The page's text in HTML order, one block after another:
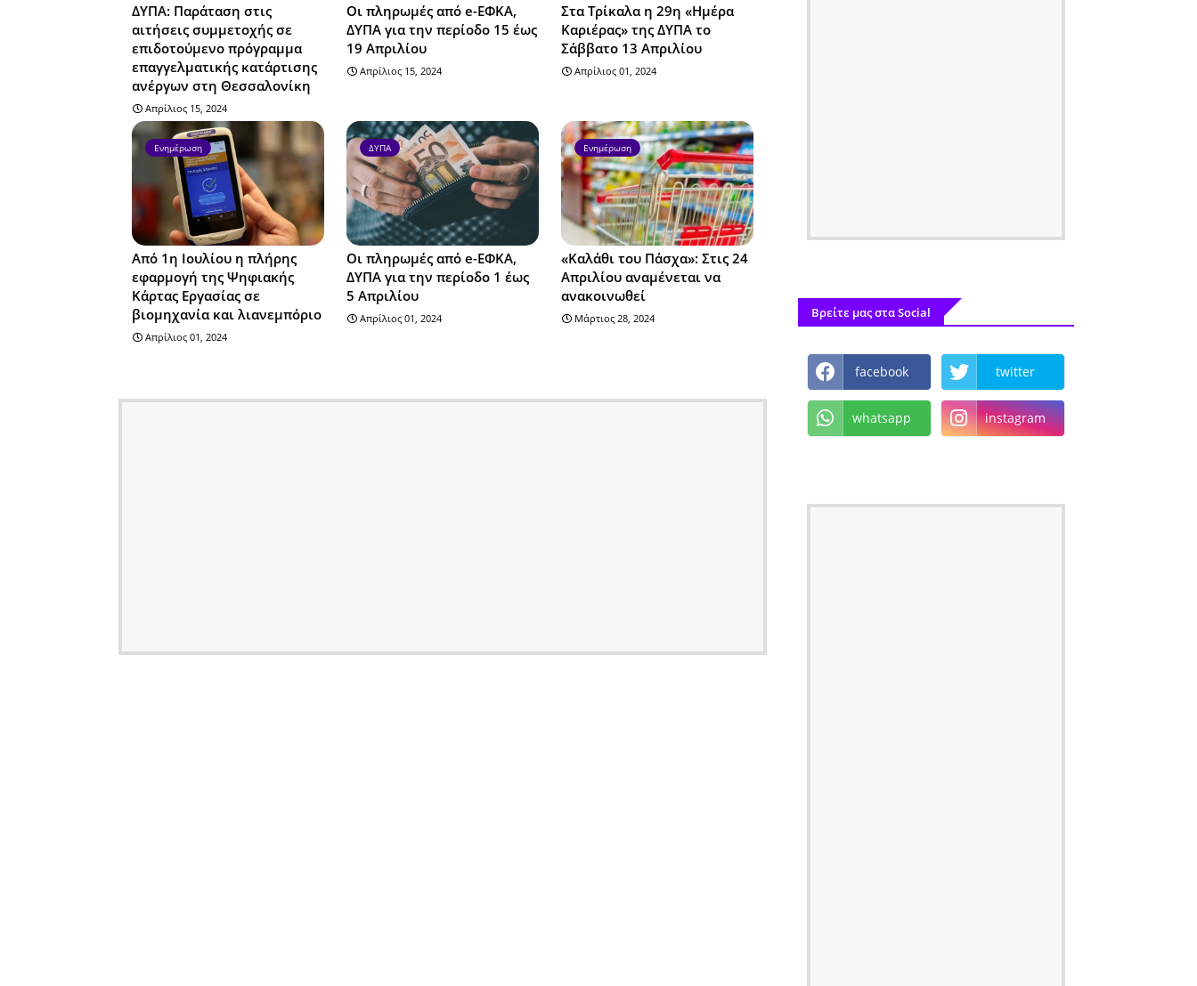
ΔΥΠΑ: Παράταση στις
αιτήσεις συμμετοχής σε
επιδοτούμενο πρόγραμμα
επαγγελματικής κατάρτισης
ανέργων στη Θεσσαλονίκη
Απρίλιος 15, 2024
Οι πληρωμές από e-ΕΦΚΑ,
ΔΥΠΑ για την περίοδο 15 έως
19 Απριλίου
Απρίλιος 15, 2024
Στα Τρίκαλα η 29η «Ημέρα
Καριέρας» της ΔΥΠΑ το
Σάββατο 13 Απριλίου
Απρίλιος 01, 2024
Ενημέρωση
Από 1η Ιουλίου η πλήρης
εφαρμογή της Ψηφιακής
Κάρτας Εργασίας σε
βιομηχανία και λιανεμπόριο
Απρίλιος 01, 2024
ΔΥΠΑ
Οι πληρωμές από e-ΕΦΚΑ,
ΔΥΠΑ για την περίοδο 1 έως
5 Απριλίου
Απρίλιος 01, 2024
Ενημέρωση
«Καλάθι του Πάσχα»: Στις 24
Απριλίου αναμένεται να
ανακοινωθεί
Μάρτιος 28, 2024 Βρείτε μας στα Social
facebook twitter
whatsapp instagram